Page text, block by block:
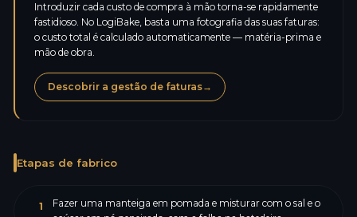
Introduzir cada custo de compra à mão torna-se rapidamente
fastidioso. No LogiBake, basta uma fotografia das suas faturas:
o custo total é calculado automaticamente — matéria-prima e
mão de obra.
Descobrir a gestão de faturas→
Etapas de fabrico
1
Fazer uma manteiga em pomada e misturar com o sal e o